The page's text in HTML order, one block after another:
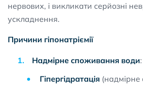
нервових, і викликати серйозні
ускладнення.
Причини гіпонатріємії
Надмірне споживання води:
Гіпергідратація